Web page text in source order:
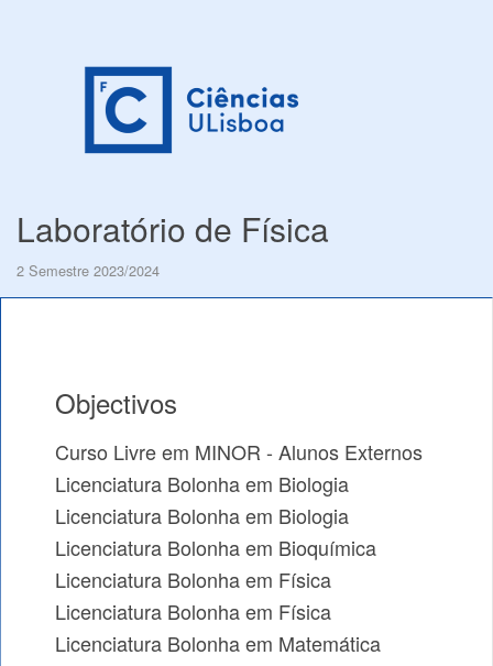
Laboratório de Física
2 Semestre 2023/2024
Objectivos
Curso Livre em MINOR - Alunos Externos
Licenciatura Bolonha em Biologia
Licenciatura Bolonha em Biologia
Licenciatura Bolonha em Bioquímica
Licenciatura Bolonha em Física
Licenciatura Bolonha em Física
Licenciatura Bolonha em Matemática